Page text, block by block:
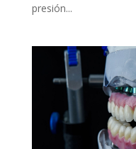
presión...